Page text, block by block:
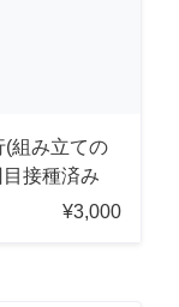
(組み立ての
接種済み
¥3,000